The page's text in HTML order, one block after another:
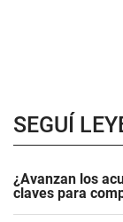
SEGUÍ
¿Avanzan los
claves para